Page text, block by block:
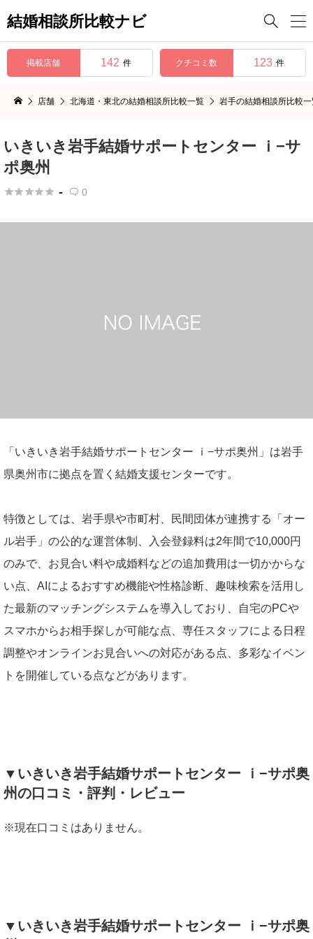
結婚相談所比較ナビ 
掲載店舗 142 件 クチコミ数 123 件
店舗 北海道・東北の結婚相談所比較一覧 岩手の結婚相談所比較
いきいき岩手結婚サポートセンター ｉ−サ
ポ奥州
 -  0
「いきいき岩手結婚サポートセンター ｉ−サポ奥州」は岩手
県奥州市に拠点を置く結婚支援センターです。
特徴としては、岩手県や市町村、民間団体が連携する「オー
ル岩手」の公的な運営体制、入会登録料は2年間で10,000円
のみで、お見合い料や成婚料などの追加費用は一切かからな
い点、AIによるおすすめ機能や性格診断、趣味検索を活用し
た最新のマッチングシステムを導入しており、自宅のPCや
スマホからお相手探しが可能な点、専任スタッフによる日程
調整やオンラインお見合いへの対応がある点、多彩なイベン
トを開催している点などがあります。
▼いきいき岩手結婚サポートセンター ｉ−サポ奥
州の口コミ・評判・レビュー
※現在口コミはありません。
▼いきいき岩手結婚サポートセンター ｉ−サポ奥